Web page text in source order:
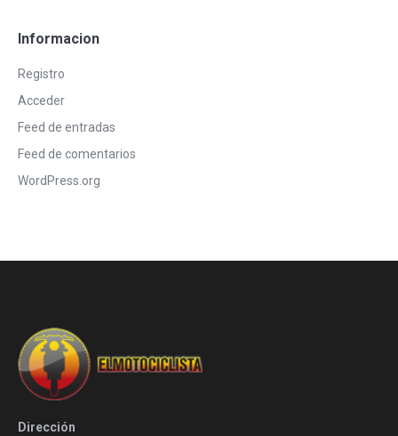
Informacion
Registro
Acceder
Feed de entradas
Feed de comentarios
WordPress.org
Dirección